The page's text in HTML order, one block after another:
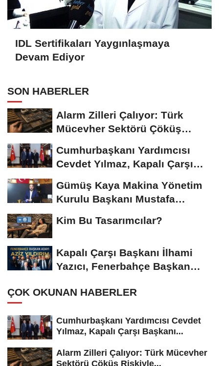
IDL Sertifikaları Yaygınlaşmaya
Devam Ediyor
SON HABERLER
Alarm Zilleri Çalıyor: Türk
Mücevher Sektörü Çöküş
Cumhurbaşkanı Yardımcısı
Cevdet Yılmaz, Kapalı Çarşı
Gümüş Kaya Makina Yönetim
Kurulu Başkanı Mustafa
Kim Bu Tasarımcılar?
Kapalı Çarşı Başkanı İlhami
Yazıcı, Fenerbahçe Başkan
ÇOK OKUNAN HABERLER
Cumhurbaşkanı Yardımcısı Cevdet
Yılmaz, Kapalı Çarşı Başkanı...
Alarm Zilleri Çalıyor: Türk Mücevher
Sektörü Çöküş Riskiyle...